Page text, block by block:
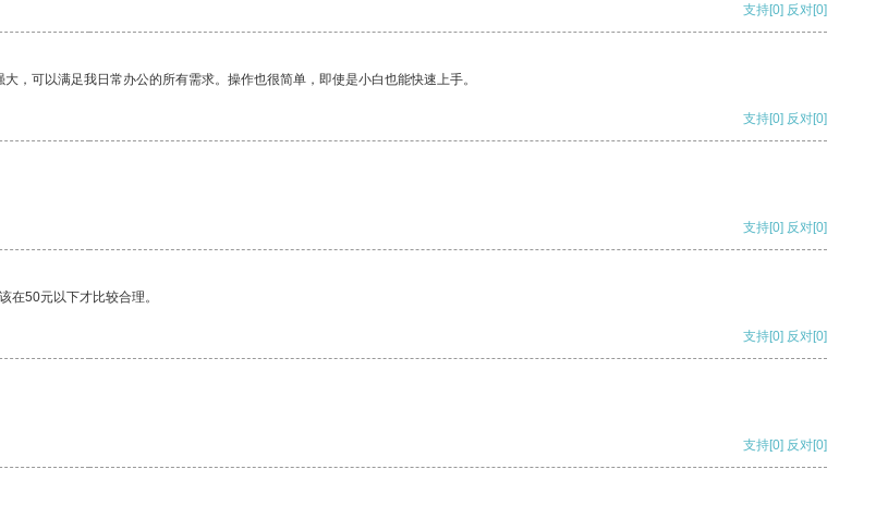
支持[0] 反对[0]
，可以满足我日常办公的所有需求。操作也很简单，即使是小白也能快速上手。
支持[0] 反对[0]
支持[0] 反对[0]
在50元以下才比较合理。
支持[0] 反对[0]
支持[0] 反对[0]